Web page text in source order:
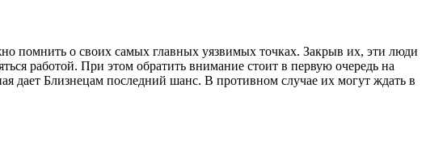
помнить о своих самых главных уязвимых точках. Закрыв их, эти люди
работой. При этом обратить внимание стоит в первую очередь на
дает Близнецам последний шанс. В противном случае их могут ждать в